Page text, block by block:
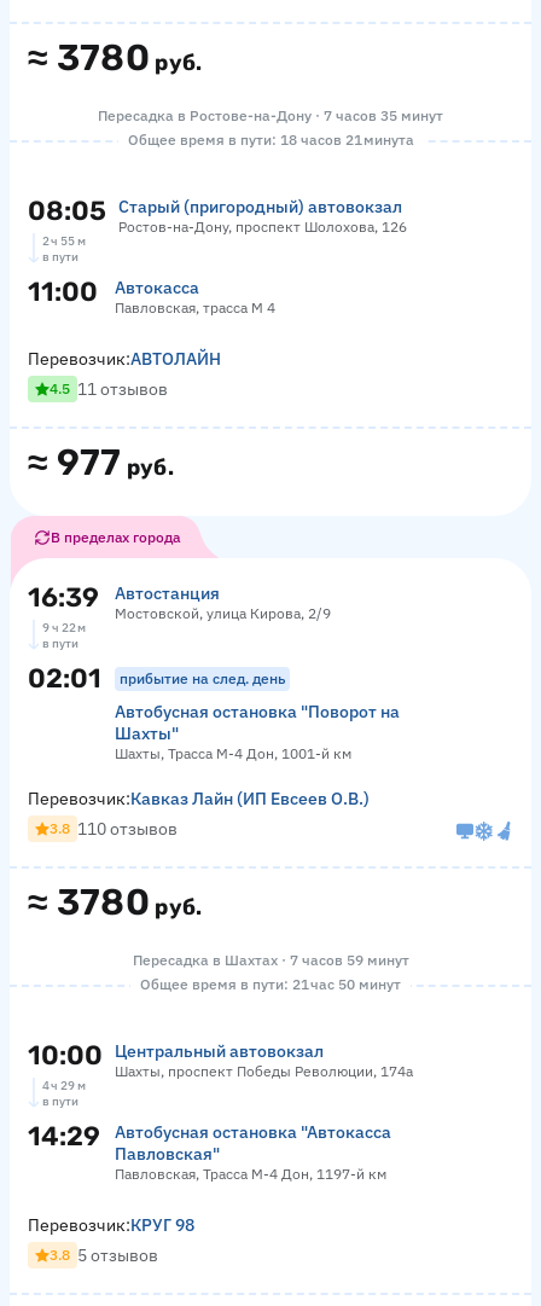
≈ 3780 руб.
Пересадка в Ростове-на-Дону · 7 часов 35 минут
Общее время в пути: 18 часов 21 минута
08:05 Старый (пригородный) автовокзал
Ростов-на-Дону, проспект Шолохова, 126
2 ч 55 м
в пути
11:00 Автокасса
Павловская, трасса М 4
≈ 977 руб.
Перевозчик:АВТОЛАЙН
4.5 11 отзывов
В пределах города
16:39 Автостанция
Мостовской, улица Кирова, 2/9
9 ч 22 м
в пути
02:01 прибытие на след. день
Автобусная остановка "Поворот на
Шахты"
Шахты, Трасса М-4 Дон, 1001-й км
≈ 3780 руб.
Перевозчик:Кавказ Лайн (ИП Евсеев О.В.)
3.8 110 отзывов
Пересадка в Шахтах · 7 часов 59 минут
Общее время в пути: 21 час 50 минут
10:00 Центральный автовокзал
Шахты, проспект Победы Революции, 174а
4 ч 29 м
в пути
14:29
Автобусная остановка "Автокасса
Павловская"
Павловская, Трасса М-4 Дон, 1197-й км
Перевозчик:КРУГ 98
3.8 5 отзывов